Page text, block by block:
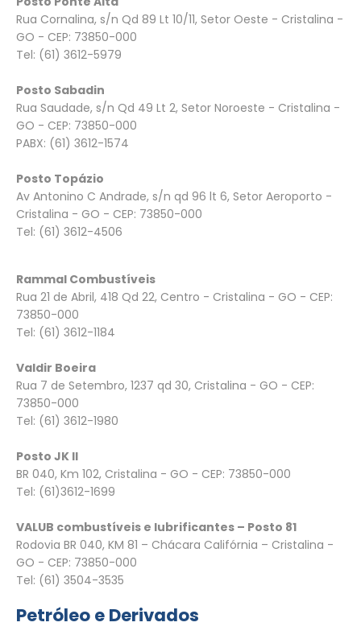
Rua Cornalina, s/n Qd 89 Lt 10/11, Setor Oeste - Cristalina -
GO - CEP: 73850-000
Tel: (61) 3612-5979
Posto Sabadin
Rua Saudade, s/n Qd 49 Lt 2, Setor Noroeste - Cristalina -
GO - CEP: 73850-000
PABX: (61) 3612-1574
Posto Topázio
Av Antonino C Andrade, s/n qd 96 lt 6, Setor Aeroporto -
Cristalina - GO - CEP: 73850-000
Tel: (61) 3612-4506
Rammal Combustíveis
Rua 21 de Abril, 418 Qd 22, Centro - Cristalina - GO - CEP:
73850-000
Tel: (61) 3612-1184
Valdir Boeira
Rua 7 de Setembro, 1237 qd 30, Cristalina - GO - CEP:
73850-000
Tel: (61) 3612-1980
Posto JK II
BR 040, Km 102, Cristalina - GO - CEP: 73850-000
Tel: (61)3612-1699
VALUB combustíveis e lubrificantes – Posto 81
Rodovia BR 040, KM 81 – Chácara Califórnia – Cristalina -
GO - CEP: 73850-000
Tel: (61) 3504-3535
Petróleo e Derivados